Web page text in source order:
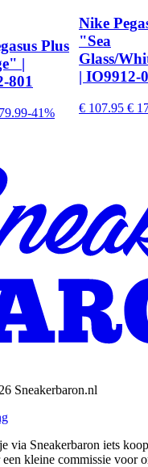
Plus
|
801
-41%
Nike
"Sea
Glass/
| IO9912-
€ 107.95 €
Sneakerbaron.nl
via Sneakerbaron iets
kleine commissie voor